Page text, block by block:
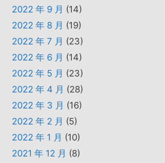
2022 年 9 月 (14)
2022 年 8 月 (19)
2022 年 7 月 (23)
2022 年 6 月 (14)
2022 年 5 月 (23)
2022 年 4 月 (28)
2022 年 3 月 (16)
2022 年 2 月 (5)
2022 年 1 月 (10)
2021 年 12 月 (8)